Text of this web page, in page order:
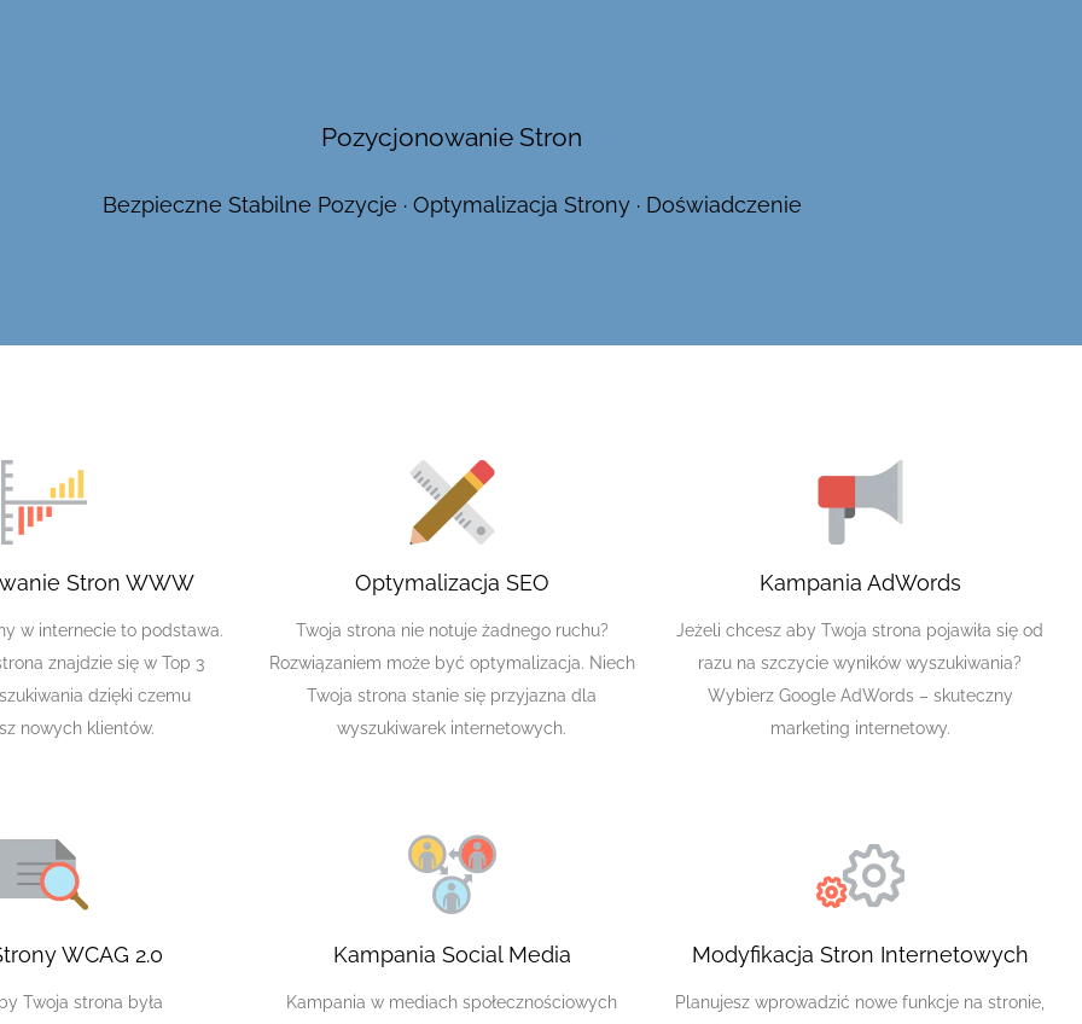
Pozycjonowanie Stron
Bezpieczne Stabilne Pozycje · Optymalizacja Strony · Doświadczenie
Stron WWW
w internecie to podstawa.
znajdzie się w Top 3
dzięki czemu
nowych klientów.
Optymalizacja SEO
Twoja strona nie notuje żadnego ruchu?
Rozwiązaniem może być optymalizacja. Niech
Twoja strona stanie się przyjazna dla
wyszukiwarek internetowych.
Kampania AdWords
Jeżeli chcesz aby Twoja strona pojawiła się od
razu na szczycie wyników wyszukiwania?
Wybierz Google AdWords – skuteczny
marketing internetowy.
WCAG 2.0
Twoja strona była
Kampania Social Media
Kampania w mediach społecznościowych
Modyfikacja Stron Internetowych
Planujesz wprowadzić nowe funkcje na stronie,